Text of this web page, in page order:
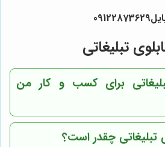
تبلیغاتی
برای کسب و کار من
تبلیغاتی چقدر است؟